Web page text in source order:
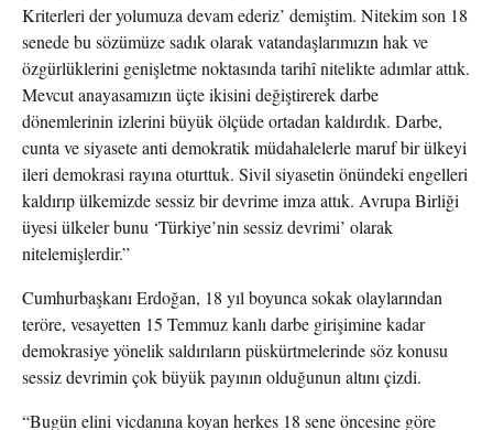
Kriterleri der yolumuza devam ederiz’ demiştim. Nitekim son 18
senede bu sözümüze sadık olarak vatandaşlarımızın hak ve
özgürlüklerini genişletme noktasında tarihî nitelikte adımlar attık.
Mevcut anayasamızın üçte ikisini değiştirerek darbe
dönemlerinin izlerini büyük ölçüde ortadan kaldırdık. Darbe,
cunta ve siyasete anti demokratik müdahalelerle maruf bir ülkeyi
ileri demokrasi rayına oturttuk. Sivil siyasetin önündeki engelleri
kaldırıp ülkemizde sessiz bir devrime imza attık. Avrupa Birliği
üyesi ülkeler bunu ‘Türkiye’nin sessiz devrimi’ olarak
nitelemişlerdir.”
Cumhurbaşkanı Erdoğan, 18 yıl boyunca sokak olaylarından
teröre, vesayetten 15 Temmuz kanlı darbe girişimine kadar
demokrasiye yönelik saldırıların püskürtmelerinde söz konusu
sessiz devrimin çok büyük payının olduğunun altını çizdi.
“Bugün elini vicdanına koyan herkes 18 sene öncesine göre